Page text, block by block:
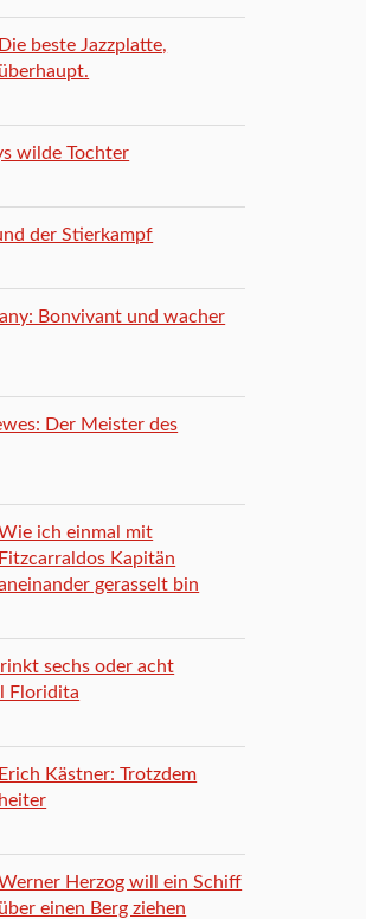
Die beste Jazzplatte,
überhaupt.
wilde Tochter
der Stierkampf
Bonvivant und wacher
Der Meister des
ich einmal mit
Fitzcarraldos Kapitän
gerasselt bin
sechs oder acht
Floridita
Erich Kästner: Trotzdem
heiter
Herzog will ein Schiff
über einen Berg ziehen